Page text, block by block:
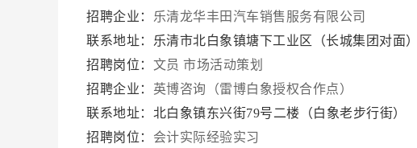
招聘企业： 乐清龙华丰田汽车销售服务有限公司
联系地址：乐清市北白象镇塘下工业区（长城集团对面）
招聘岗位： 文员 市场活动策划
招聘企业： 英博咨询（雷博白象授权合作点）
联系地址：北白象镇东兴街79号二楼（白象老步行街）
招聘岗位： 会计实际经验实习